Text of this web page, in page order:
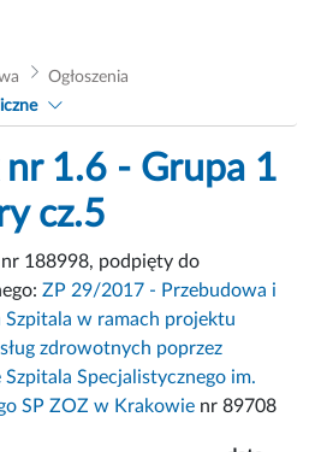
Ogłoszenia
nr 1.6 - Grupa 1
cz.5
188998, podpięty do
ZP 29/2017 - Przebudowa i
w ramach projektu
zdrowotnych poprzez
Specjalistycznego im.
SP ZOZ w Krakowie nr 89708